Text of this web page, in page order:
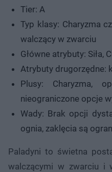
Tier: A
Typ klasy: Charyzma
walczący w zwarciu
Główne atrybuty: Siła,
Atrybuty drugorzędne:
Plusy: Charyzma,
nieograniczone opcje
Wady: Brak opcji
ognia, zaklęcia są
Paladyni to świetna
walczącymi w zwarciu i